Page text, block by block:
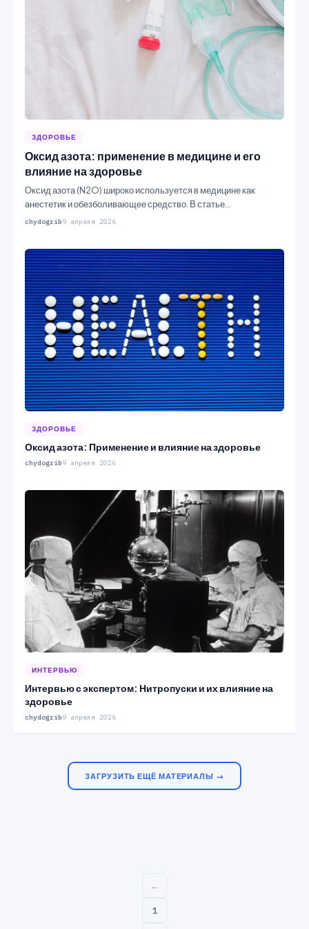
ЗДОРОВЬЕ
Оксид азота: применение в медицине и его
влияние на здоровье
Оксид азота (N2O) широко используется в медицине как
анестетик и обезболивающее средство. В статье
рассматриваются его…
chydogrib9 апреля 2026
ЗДОРОВЬЕ
Оксид азота: Применение и влияние на здоровье
chydogrib9 апреля 2026
ИНТЕРВЬЮ
Интервью с экспертом: Нитропуски и их влияние на
здоровье
chydogrib9 апреля 2026
ЗАГРУЗИТЬ ЕЩЁ МАТЕРИАЛЫ →
←
1